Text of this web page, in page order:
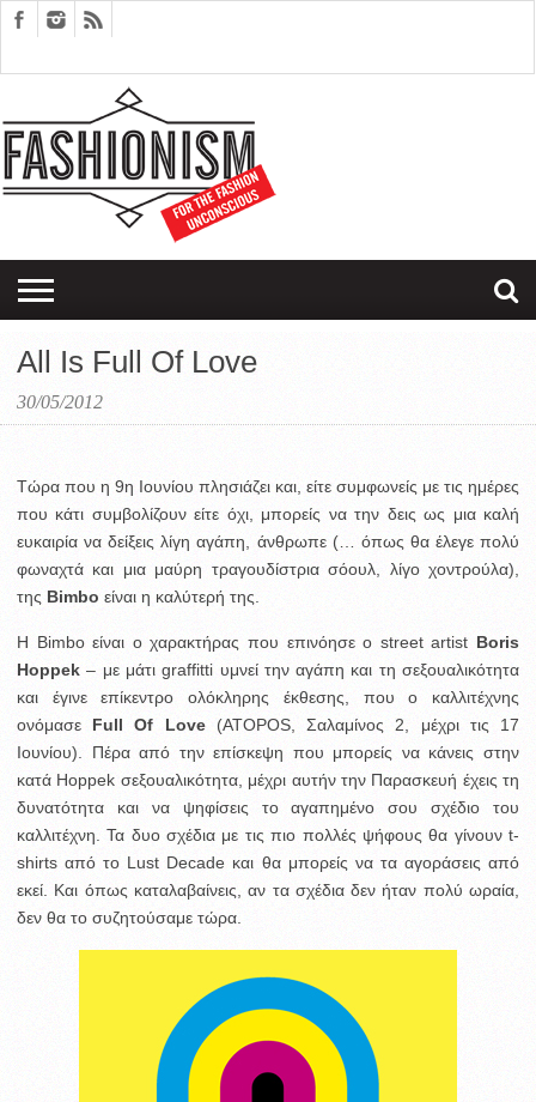
EDITORIALS
COUPLES
THERAPY
SARTORIAGRAM
All Is Full Of Love
30/05/2012
Τώρα που η 9η Ιουνίου πλησιάζει και, είτε συμφωνείς με τις ημέρες
που κάτι συμβολίζουν είτε όχι, μπορείς να την δεις ως μια καλή
ευκαιρία να δείξεις λίγη αγάπη, άνθρωπε (… όπως θα έλεγε πολύ
φωναχτά και μια μαύρη τραγουδίστρια σόουλ, λίγο χοντρούλα),
της Bimbo είναι η καλύτερή της.
Η Bimbo είναι ο χαρακτήρας που επινόησε ο street artist Boris
Hoppek – με μάτι graffitti υμνεί την αγάπη και τη σεξουαλικότητα
και έγινε επίκεντρο ολόκληρης έκθεσης, που o καλλιτέχνης
ονόμασε Full Of Love(ATOPOS, Σαλαμίνος 2, μέχρι τις 17
Ιουνίου). Πέρα από την επίσκεψη που μπορείς να κάνεις στην
κατά Hoppek σεξουαλικότητα, μέχρι αυτήν την Παρασκευή έχεις τη
δυνατότητα και να ψηφίσεις το αγαπημένο σου σχέδιο του
καλλιτέχνη. Τα δυο σχέδια με τις πιο πολλές ψήφους θα γίνουν t-
shirts από το Lust Decade και θα μπορείς να τα αγοράσεις από
εκεί. Και όπως καταλαβαίνεις, αν τα σχέδια δεν ήταν πολύ ωραία,
δεν θα το συζητούσαμε τώρα.